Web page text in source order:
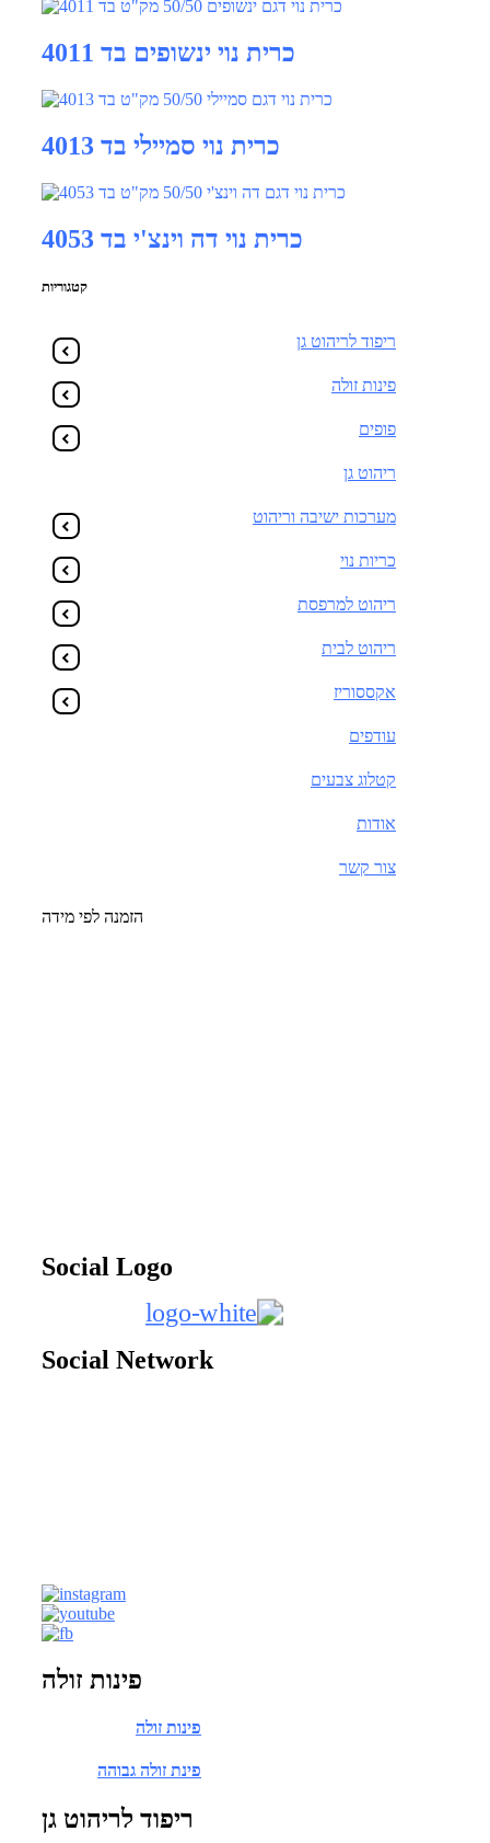
כרית נוי ינשופים בד 4011
כרית נוי סמיילי בד 4013
כרית נוי דה וינצ'י בד 4053
קטגוריות
ריפוד לריהוט גן
פינות זולה
פופים
ריהוט גן
מערכות ישיבה וריהוט
כריות נוי
ריהוט למרפסת
ריהוט לבית
אקססוריז
עודפים
קטלוג צבעים
אודות
צור קשר
הזמנה לפי מידה
Social Logo
Social Network
פינות זולה
פינות זולה
פינת זולה גבוהה
ריפוד לריהוט גן